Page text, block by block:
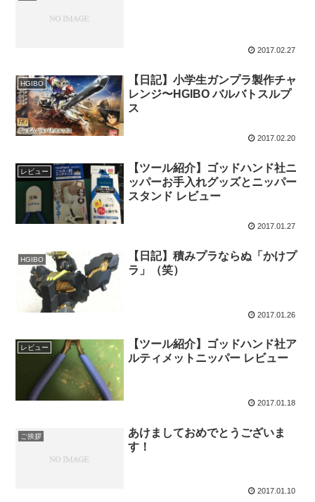
2017.02.27
HGIBO
【日記】小学生ガンプラ製作チャ
レンジ〜HGIBO バルバトスルプ
ス
2017.02.20
レビュー
【ツール紹介】ゴッドハンド社ニ
ッパーお手入れグッズとニッパー
スタンド レビュー
2017.01.27
HGIBO
【日記】積みプラならぬ「かけプ
ラ」（笑）
2017.01.26
レビュー
【ツール紹介】ゴッドハンド社ア
ルティメットニッパー レビュー
2017.01.18
ご挨拶
あけましておめでとうございま
す！
2017.01.10